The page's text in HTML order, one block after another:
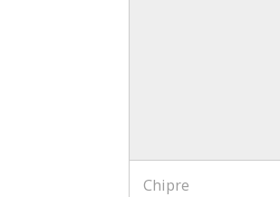
Chipre